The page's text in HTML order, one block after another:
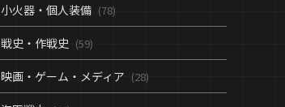
小火器・個人装備 (78)
戦史・作戦史 (59)
映画・ゲーム・メディア (28)